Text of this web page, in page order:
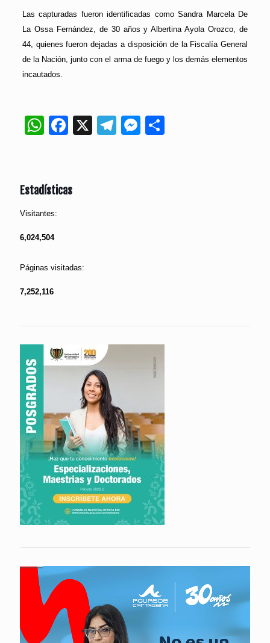
Las capturadas fueron identificadas como Sandra Marcela De
La Ossa Fernández, de 30 años y Albertina Ayola Orozco, de
44, quienes fueron dejadas a disposición de la Fiscalía General
de la Nación, junto con el arma de fuego y los demás elementos
incautados.
WhatsApp
Facebook
X Telegram
Messenger
Estadísticas
Visitantes:
6,024,504
Páginas visitadas:
7,252,116